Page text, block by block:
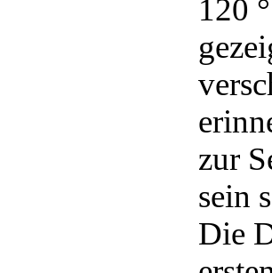
120
zur
sein
Die